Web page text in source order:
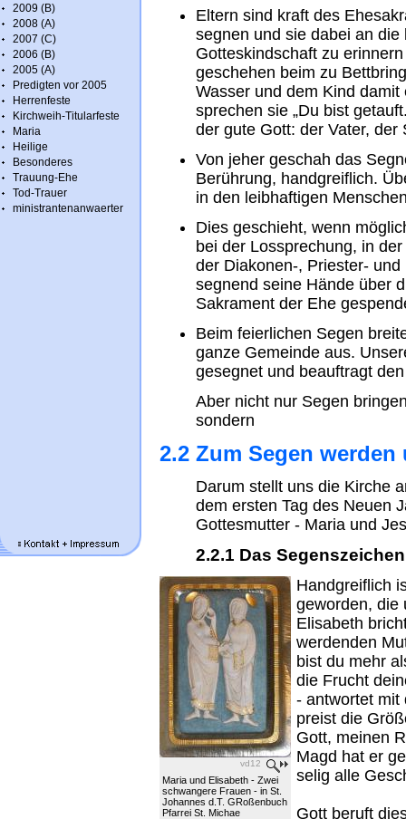
2009 (B)
2008 (A)
2007 (C)
2006 (B)
2005 (A)
Predigten vor 2005
Herrenfeste
Kirchweih-Titularfeste
Maria
Heilige
Besonderes
Trauung-Ehe
Tod-Trauer
ministrantenanwaerter
Eltern sind kraft des
segnen und sie dabei an
Gotteskindschaft zu
geschehen beim zu
Wasser und dem Kind
sprechen sie „Du bist
der gute Gott: der Vater, der
Von jeher geschah das
Berührung, handgreiflich.
in den leibhaftigen
Dies geschieht, wenn
bei der Lossprechung, in
der Diakonen-, Priester-
segnend seine Hände über
Sakrament der Ehe
Beim feierlichen Segen
ganze Gemeinde aus.
gesegnet und beauftragt
Aber nicht nur Segen
sondern
2.2 Zum Segen
Darum stellt uns die Kirche
dem ersten Tag des Neuen
Gottesmutter - Maria und
2.2.1 Das
vd12
Maria und Elisabeth - Zwei
schwangere Frauen - in St.
Johannes d.T. GRoßenbuch
Pfarrei St. Michae
Handgreiflich
geworden, die
Elisabeth
werdenden
bist du mehr
die Frucht
- antwortet mit
preist die
Gott, meinen
Magd hat er
selig alle
Gott beruft